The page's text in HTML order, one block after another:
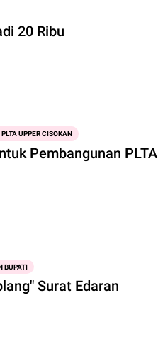
20 Ribu
UPPER CISOKAN
Pembangunan PLTA
BUPATI
Surat Edaran